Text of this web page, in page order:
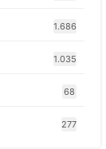
1.686
1.035
68
277